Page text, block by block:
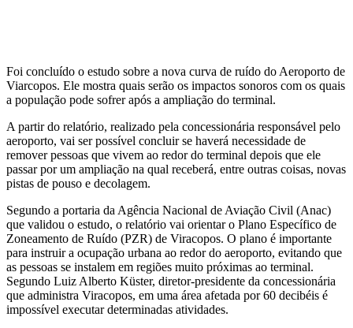
Foi concluído o estudo sobre a nova curva de ruído do Aeroporto de
Viarcopos. Ele mostra quais serão os impactos sonoros com os quais
a população pode sofrer após a ampliação do terminal.
A partir do relatório, realizado pela concessionária responsável pelo
aeroporto, vai ser possível concluir se haverá necessidade de
remover pessoas que vivem ao redor do terminal depois que ele
passar por um ampliação na qual receberá, entre outras coisas, novas
pistas de pouso e decolagem.
Segundo a portaria da Agência Nacional de Aviação Civil (Anac)
que validou o estudo, o relatório vai orientar o Plano Específico de
Zoneamento de Ruído (PZR) de Viracopos. O plano é importante
para instruir a ocupação urbana ao redor do aeroporto, evitando que
as pessoas se instalem em regiões muito próximas ao terminal.
Segundo Luiz Alberto Küster, diretor-presidente da concessionária
que administra Viracopos, em uma área afetada por 60 decibéis é
impossível executar determinadas atividades.